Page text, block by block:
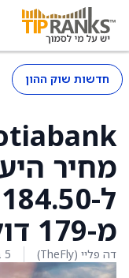
חדשות שוק ההון
מ-179 דולר קנדי
דה פליי (TheFly) 5 בפברואר 2026